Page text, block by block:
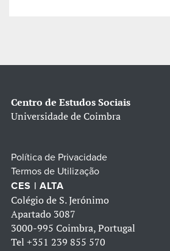
Centro de Estudos Sociais
Universidade de Coimbra
Política de Privacidade
Termos de Utilização
CES | ALTA
Colégio de S. Jerónimo
Apartado 3087
3000-995 Coimbra, Portugal
Tel +351 239 855 570